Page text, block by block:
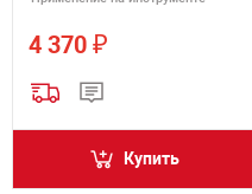
4 370 ₽
Купить